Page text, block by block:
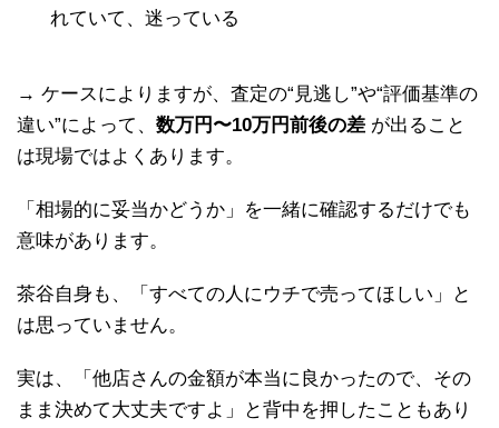
れていて、迷っている
→ ケースによりますが、査定の“見逃し”や“評価基準の
違い”によって、 数万円〜10万円前後の差 が出ること
は現場ではよくあります。
「相場的に妥当かどうか」を一緒に確認するだけでも
意味があります。
茶谷自身も、「すべての人にウチで売ってほしい」と
は思っていません。
実は、「他店さんの金額が本当に良かったので、その
まま決めて大丈夫ですよ」と背中を押したこともあり